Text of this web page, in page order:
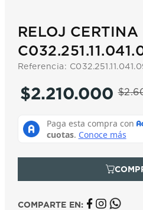
RELOJ
Referencia:
$2.
$2.210.000
COMPARTE EN: